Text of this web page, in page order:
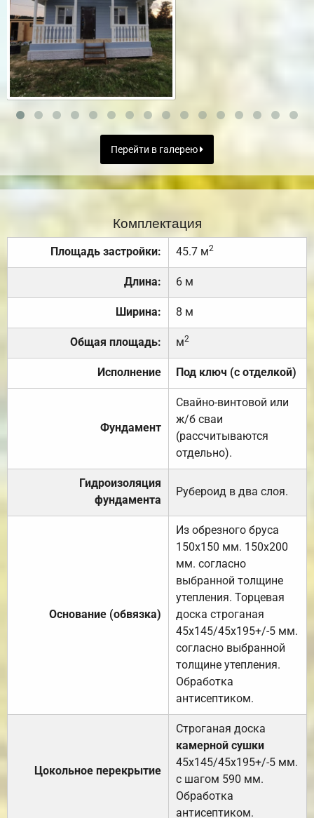
Перейти в галерею
Комплектация
Площадь застройки: 45.7 м2
Длина: 6 м
Ширина: 8 м
Общая площадь: м2
Исполнение Под ключ (с отделкой)
Фундамент
Свайно-винтовой или
ж/б сваи
(рассчитываются
отдельно).
Гидроизоляция
фундамента
Рубероид в два слоя.
Основание (обвязка)
Из обрезного бруса
150х150 мм. 150х200
мм. согласно
выбранной толщине
утепления. Торцевая
доска строганая
45х145/45х195+/-5 мм.
согласно выбранной
толщине утепления.
Обработка
антисептиком.
Цокольное перекрытие
Строганая доска
камерной сушки
45х145/45х195+/-5 мм.
с шагом 590 мм.
Обработка
антисептиком.